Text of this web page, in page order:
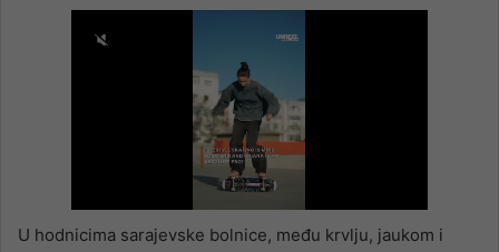
U hodnicima sarajevske bolnice, među krvlju, jaukom i